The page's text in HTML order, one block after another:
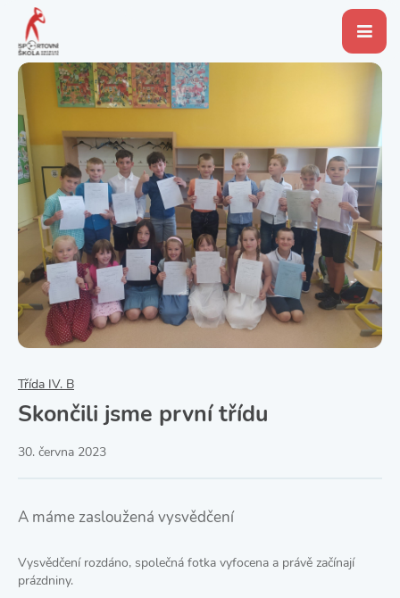
Třída IV. B
Skončili jsme první třídu
30. června 2023
A máme zasloužená vysvědčení
Vysvědčení rozdáno, společná fotka vyfocena a právě začínají
prázdniny.